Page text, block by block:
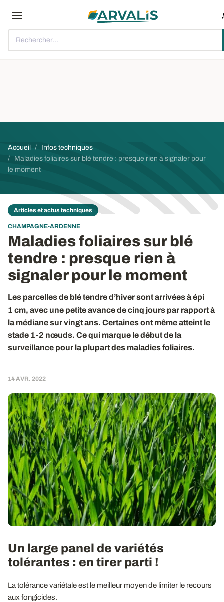
Rechercher...
Fil d'Ariane
Accueil
Infos techniques
Maladies foliaires sur blé tendre : presque rien à signaler pour
le moment
Articles et actus techniques
CHAMPAGNE-ARDENNE
Maladies foliaires sur blé
tendre : presque rien à
signaler pour le moment
Les parcelles de blé tendre d’hiver sont arrivées à épi
1 cm, avec une petite avance de cinq jours par rapport à
la médiane sur vingt ans. Certaines ont même atteint le
stade 1-2 nœuds. Ce qui marque le début de la
surveillance pour la plupart des maladies foliaires.
14 AVR. 2022
Un large panel de variétés
tolérantes : en tirer parti !
La tolérance variétale est le meilleur moyen de limiter le recours
aux fongicides.